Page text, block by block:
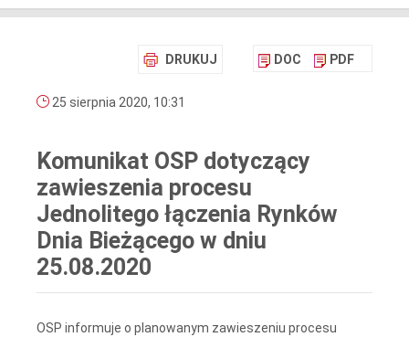
DRUKUJ DOC PDF
25 sierpnia 2020, 10:31
Komunikat OSP dotyczący
zawieszenia procesu
Jednolitego łączenia Rynków
Dnia Bieżącego w dniu
25.08.2020
OSP informuje o planowanym zawieszeniu procesu